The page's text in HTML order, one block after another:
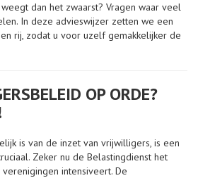
dan het zwaarst? Vragen waar veel
In deze advieswijzer zetten we een
rij, zodat u voor uzelf gemakkelijker de
OP ORDE?
is van de inzet van vrijwilligers, is een
Zeker nu de Belastingdienst het
intensiveert. De